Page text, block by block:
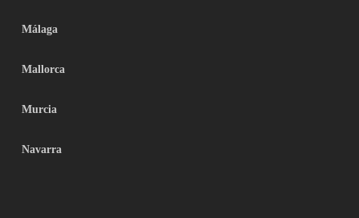
Málaga
Mallorca
Murcia
Navarra